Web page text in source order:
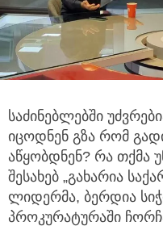
საძინებლებში
იცოდნენ გზა რომ
აწყობდნენ? რა თქმა
შესახებ „გახარია
ლიდერმა, ბერდია
პროკურატურაში